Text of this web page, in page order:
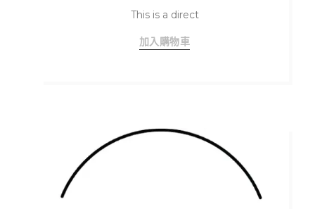
This is a direct
加入購物車